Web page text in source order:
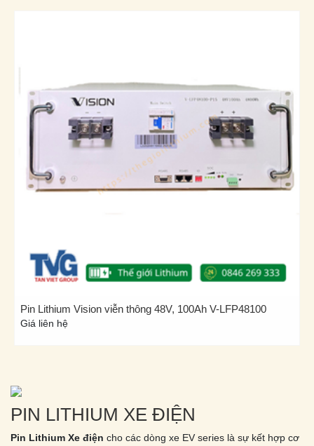
PIN LITHIUM XE ĐIỆN
Pin Lithium Xe điện cho các dòng xe EV series là sự kết hợp cơ